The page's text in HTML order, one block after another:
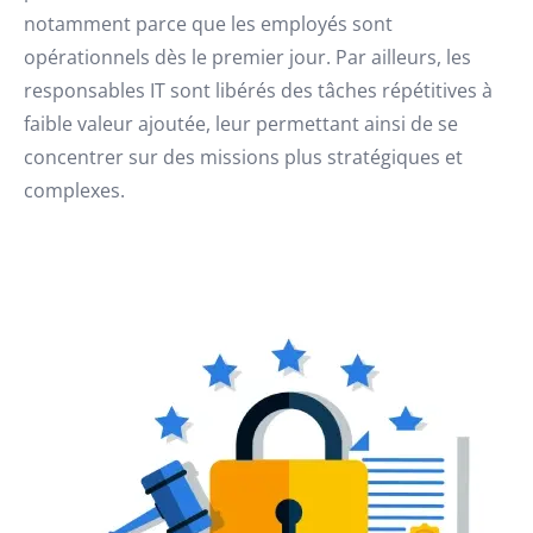
notamment parce que les employés sont
opérationnels dès le premier jour. Par ailleurs, les
responsables IT sont libérés des tâches répétitives à
faible valeur ajoutée, leur permettant ainsi de se
concentrer sur des missions plus stratégiques et
complexes.